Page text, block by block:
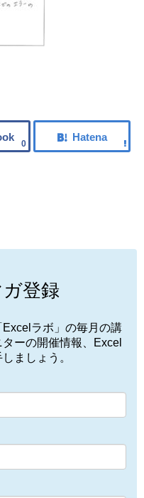
0
登録
ラボ」の毎月の講
ーの開催情報、Excel
ましょう。